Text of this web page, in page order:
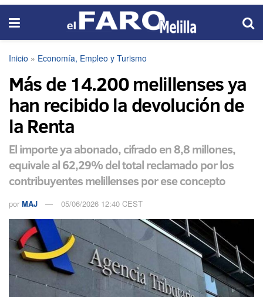
Inicio » Economía, Empleo y Turismo
Más de 14.200 melillenses ya
han recibido la devolución de
la Renta
El importe ya abonado, cifrado en 8,8 millones,
equivale al 62,29% del total reclamado por los
contribuyentes melillenses por ese concepto
por MAJ 05/06/2026 12:40 CEST